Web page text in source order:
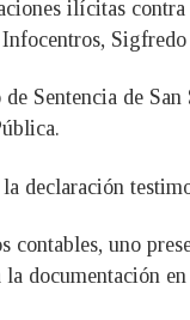
ilícitas
Sentencia de
declaración
uno
documentación